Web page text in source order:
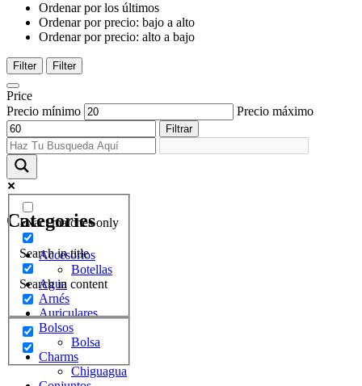
Ordenar por los últimos
Ordenar por precio: bajo a alto
Ordenar por precio: alto a bajo
Filter Filter
Price
Precio mínimo
Precio máximo
Filtrar
Exact matches only
Search in title
Search in content
Categories
Accesorios
Botellas
Agua
Arnés
Auriculares
Bolsos
Bolsa
Charms
Chiguagua